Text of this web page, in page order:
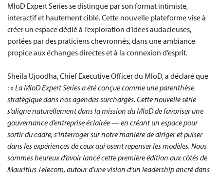
MIoD Expert Series se distingue par son format intimiste,
interactif et hautement ciblé. Cette nouvelle plateforme vise à
créer un espace dédié à l’exploration d’idées audacieuses,
portées par des praticiens chevronnés, dans une ambiance
propice aux échanges directes et à la connexion d’esprit.
Sheila Ujoodha, Chief Executive Officer du MIoD, a déclaré que
: « La MIoD Expert Series a été conçue comme une parenthèse
stratégique dans nos agendas surchargés. Cette nouvelle série
s’aligne naturellement dans la mission du MIoD de favoriser une
gouvernance d’entreprise éclairée — en créant un espace pour
sortir du cadre, s’interroger sur notre manière de diriger et puiser
dans les expériences de ceux qui osent repenser les modèles. Nous
sommes heureux d’avoir lancé cette première édition aux côtés de
Mauritius Telecom, autour d’une vision d’un leadership ancré dans